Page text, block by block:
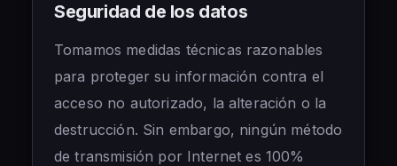
Seguridad de los datos
Tomamos medidas técnicas razonables
para proteger su información contra el
acceso no autorizado, la alteración o la
destrucción. Sin embargo, ningún método
de transmisión por Internet es 100%